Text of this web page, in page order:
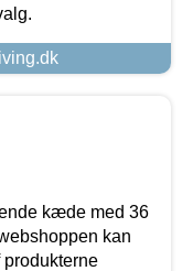
kæde med 36
kan
produkterne